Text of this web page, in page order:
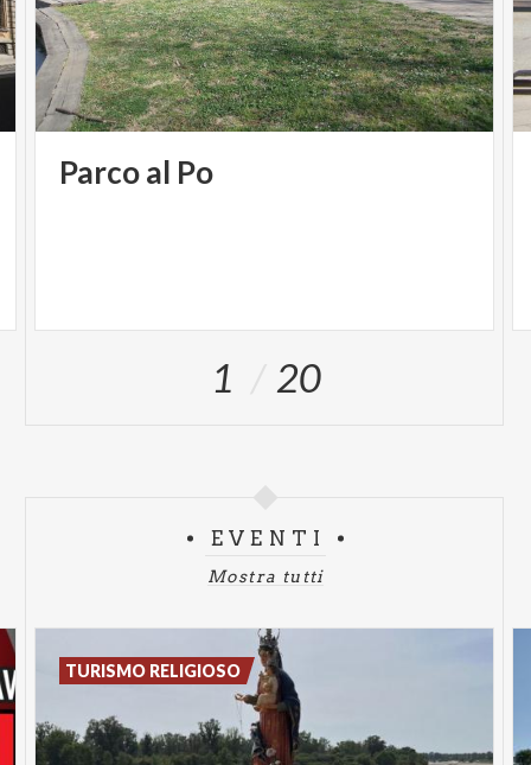
Parcoal Po
1 20
EVENTI
Mostra tutti
TURISMO RELIGIOSO